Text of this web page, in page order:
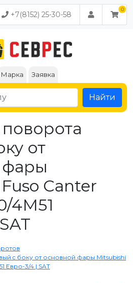
+7(8152) 25-30-58
Марка Заявка
Найти
поворота
от
Canter
4M51
c боку от основной фары Mitsubishi
Евро-3/4 | SAT